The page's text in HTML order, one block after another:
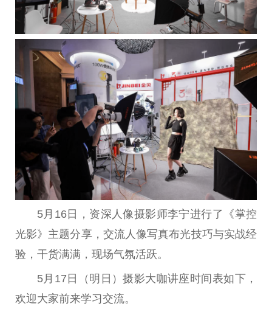
5月16日，资深人像摄影师李宁进行了《掌控
光影》主题分享，交流人像写真布光技巧与实战经
验，干货满满，现场气氛活跃。
5月17日（明日）摄影大咖讲座时间表如下，
欢迎大家前来学习 交流。